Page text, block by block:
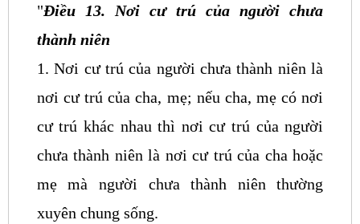
"Điều 13. Nơi cư trú của người chưa
thành niên
1. Nơi cư trú của người chưa thành niên là
nơi cư trú của cha, mẹ; nếu cha, mẹ có nơi
cư trú khác nhau thì nơi cư trú của người
chưa thành niên là nơi cư trú của cha hoặc
mẹ mà người chưa thành niên thường
xuyên chung sống.